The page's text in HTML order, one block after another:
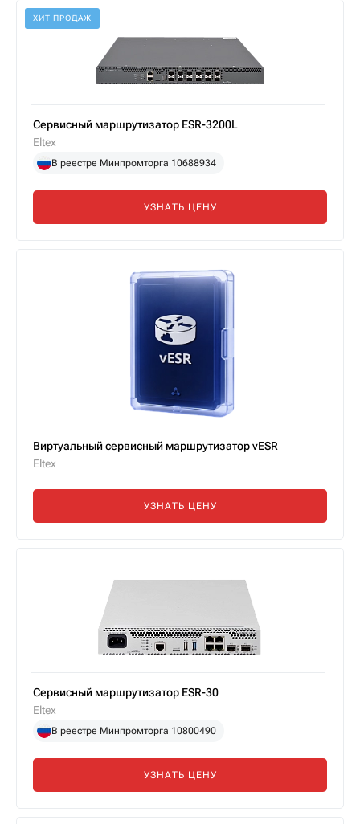
ХИТ ПРОДАЖ
Сервисный маршрутизатор ESR-3200L
Eltex
В реестре Минпромторга 10688934
УЗНАТЬ ЦЕНУ
Виртуальный сервисный маршрутизатор vESR
Eltex
УЗНАТЬ ЦЕНУ
Сервисный маршрутизатор ESR-30
Eltex
В реестре Минпромторга 10800490
УЗНАТЬ ЦЕНУ